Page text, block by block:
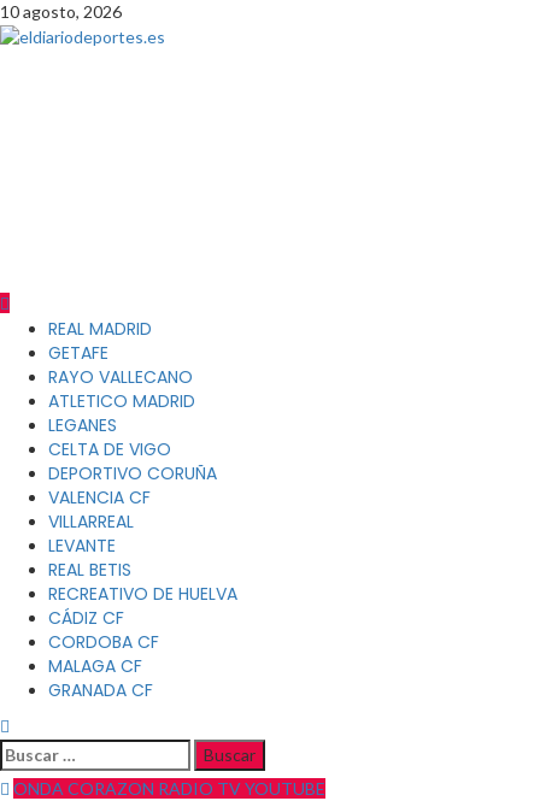
Saltar
al
10 agosto, 2026
Menú
principal
REAL MADRID
GETAFE
RAYO VALLECANO
ATLETICO MADRID
LEGANES
CELTA DE VIGO
DEPORTIVO CORUÑA
VALENCIA CF
VILLARREAL
LEVANTE
REAL BETIS
RECREATIVO DE HUELVA
CÁDIZ CF
CORDOBA CF
MALAGA CF
GRANADA CF
Buscar:
ONDA CORAZON RADIO TV YOUTUBE